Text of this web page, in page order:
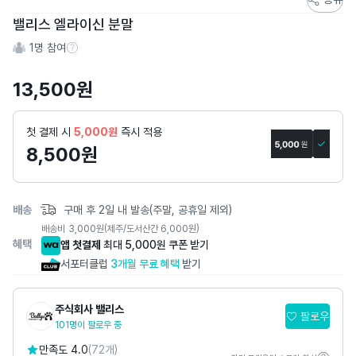
토
어
스
리
상
지
밸리스 엘라이신 분말
1 명 참여참여 수 정보
13,500원
첫 결제 시 5,000원 즉시 적용
8,500원
배송 구매 후 2일 내 발송(주말, 공휴일 제외)
배송비 3,000원(제주/도서산간 6,000원)
혜택 앱 첫결제 최대 5,000원 쿠폰 받기
서포터클럽 3개월 무료 혜택 받기
주식회사 밸리스
101명이 팔로우 중
팔로우
만족도 4.0(72개)